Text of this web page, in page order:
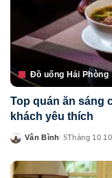
Đồ uống Hải Phòng
Top quán ăn sáng
khách yêu thích
Posted
Vân Bình Tháng 10